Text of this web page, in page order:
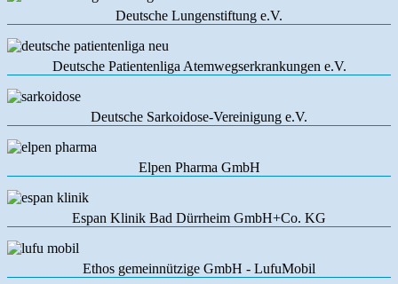
Deutsche Lungenstiftung e.V.
Deutsche Patientenliga Atemwegserkrankungen e.V.
Deutsche Sarkoidose-Vereinigung e.V.
Elpen Pharma GmbH
Espan Klinik Bad Dürrheim GmbH+Co. KG
Ethos gemeinnützige GmbH - LufuMobil